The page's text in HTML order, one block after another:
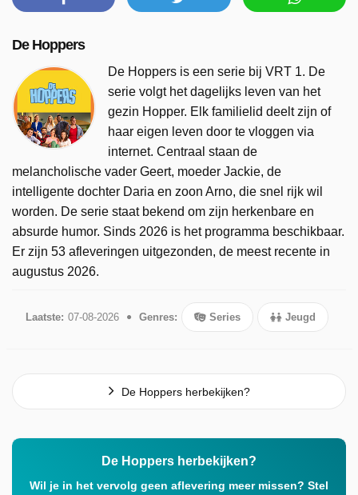
De Hoppers
De Hoppers is een serie bij VRT 1. De
serie volgt het dagelijks leven van het
gezin Hopper. Elk familielid deelt zijn of
haar eigen leven door te vloggen via
internet. Centraal staan de
melancholische vader Geert, moeder Jackie, de
intelligente dochter Daria en zoon Arno, die snel rijk wil
worden. De serie staat bekend om zijn herkenbare en
absurde humor. Sinds 2026 is het programma beschikbaar.
Er zijn 53 afleveringen uitgezonden, de meest recente in
augustus 2026.
Laatste: 07-08-2026 Genres: Series Jeugd
De Hoppers herbekijken?
De Hoppers herbekijken?
Wil je in het vervolg geen aflevering meer missen? Stel